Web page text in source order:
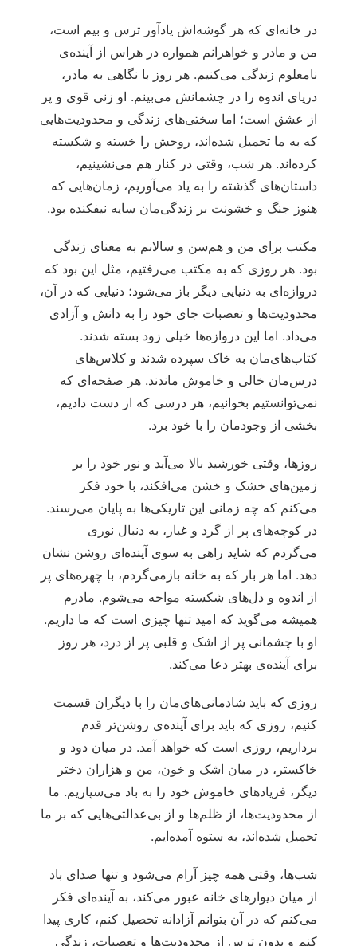
در خانه‌ای که هر گوشه‌اش یادآور ترس و بیم است،
من و مادر و خواهرانم همواره در هراس از آینده‌ی
نامعلوم زندگی می‌کنیم. هر روز با نگاهی به مادر،
دریای اندوه را در چشمانش می‌بینم. او زنی قوی و پر
از عشق است؛ اما سختی‌های زندگی و محدودیت‌هایی
که به ما تحمیل شده‌اند، روحش را خسته و شکسته
کرده‌اند. هر شب، وقتی در کنار هم می‌نشینیم،
داستان‌های گذشته را به یاد می‌آوریم، زمان‌هایی که
هنوز جنگ و خشونت بر زندگی‌مان سایه نیفکنده بود.
مکتب برای من و هم‌سن و سالانم به معنای زندگی
بود. هر روزی که به مکتب می‌رفتیم، مثل این بود که
دروازه‌ای به دنیایی دیگر باز می‌شود؛ دنیایی که در آن،
محدودیت‌ها و تعصبات جای خود را به دانش و آزادی
می‌داد. اما این دروازه‌ها خیلی زود بسته شدند.
کتاب‌های‌مان به خاک سپرده شدند و کلاس‌های
درس‌مان خالی و خاموش ماندند. هر صفحه‌ای که
نمی‌توانستیم بخوانیم، هر درسی که از دست دادیم،
بخشی از وجودمان را با خود برد.
روزها، وقتی خورشید بالا می‌آید و نور خود را بر
زمین‌های خشک و خشن می‌افکند، با خود فکر
می‌کنم که چه زمانی این تاریکی‌ها به پایان می‌رسند.
در کوچه‌های پر از گرد و غبار، به دنبال نوری
می‌گردم که شاید راهی به سوی آینده‌ای روشن نشان
دهد. اما هر بار که به خانه بازمی‌گردم، با چهره‌های پر
از اندوه و دل‌های شکسته مواجه می‌شوم. مادرم
همیشه می‌گوید که امید تنها چیزی است که ما داریم.
او با چشمانی پر از اشک و قلبی پر از درد، هر روز
برای آینده‌ی بهتر دعا می‌کند.
روزی که باید شادمانی‌های‌مان را با دیگران قسمت
کنیم، روزی که باید برای آینده‌ی روشن‌تر قدم
برداریم، روزی است که خواهد آمد. در میان دود و
خاکستر، در میان اشک و خون، من و هزاران دختر
دیگر، فریادهای خاموش خود را به باد می‌سپاریم. ما
از محدودیت‌ها، از ظلم‌ها و از بی‌عدالتی‌هایی که بر ما
تحمیل شده‌اند، به ستوه آمده‌ایم.
شب‌ها، وقتی همه چیز آرام می‌شود و تنها صدای باد
از میان دیوارهای خانه عبور می‌کند، به آینده‌ای فکر
می‌کنم که در آن بتوانم آزادانه تحصیل کنم، کاری پیدا
کنم و بدون ترس از محدودیت‌ها و تعصبات، زندگی